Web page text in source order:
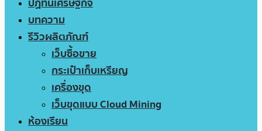
บทความ
รีวิวผลิตภัณฑ์
เว็บซื้อขาย
กระเป๋าเก็บเหรียญ
เครื่องขุด
เว็บขุดแบบ Cloud Mining
ห้องเรียน